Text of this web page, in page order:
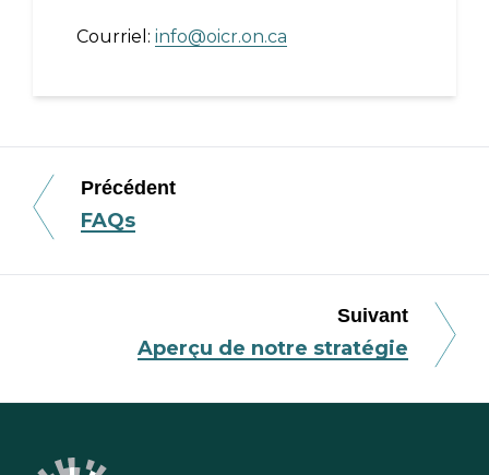
Courriel: info@oicr.on.ca
Précédent
FAQs
Suivant
Aperçu de notre stratégie